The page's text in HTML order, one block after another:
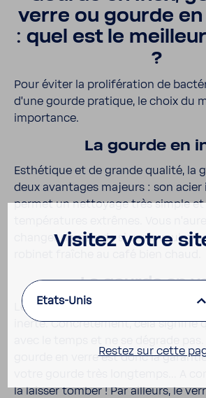
verre ou gourde
: quel est le
?
Pour éviter la proli­fé­ra­tion de
d’une gourde pratique, le choix du
impor­tance.
La gourde en
Esthé­tique et de grande qualité, la
deux avan­tages majeurs : son acier
permet un nettoyage très simple
changer de gourde si vous voulez
La gourde en
Le verre est un maté­riau à la fois
inerte. Concrè­te­ment, cela signifie
gourde en verre est donc la
la laisser tomber ! Par ailleurs, le
Visitez votre
Etats-Unis
Restez sur cette